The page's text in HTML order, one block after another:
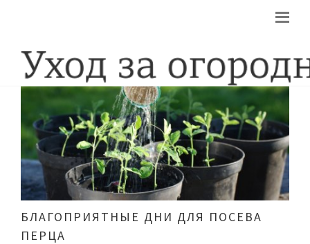
БЛАГОПРИЯТНЫЕ ДНИ ДЛЯ ПОСЕВА
ПЕРЦА